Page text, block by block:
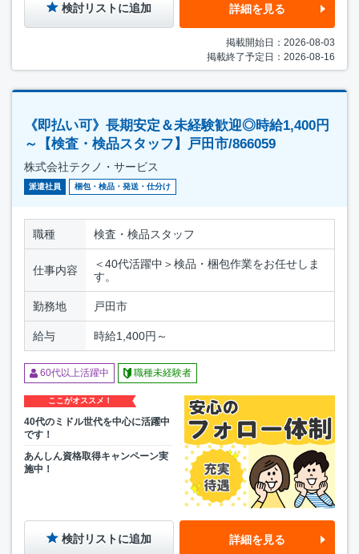
検討リストに追加 詳細を見る
掲載開始日：2026-08-03
掲載終了予定日：2026-08-16
《即払い可》長期安定＆未経験歓迎◎時給1,400円
～【検査・検品スタッフ】戸田市/866059
株式会社テクノ・サービス
派遣社員 梱包・検品・発送・仕分け
職種 検査・検品スタッフ
仕事内容
＜40代活躍中＞検品・梱包作業をお任せしま
す。
勤務地 戸田市
給与 時給1,400円～
60代以上活躍中 職種未経験者
ここがオススメ！
40代のミドル世代を中心に活躍中
です！
あんしん資格取得キャンペーン実
施中！
検討リストに追加 詳細を見る